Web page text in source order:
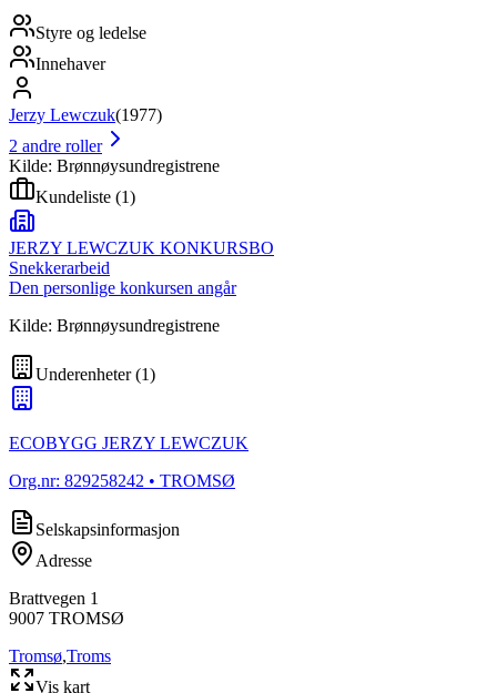
Styre og ledelse
Innehaver
Jerzy Lewczuk(1977)
2 andre roller
Kilde: Brønnøysundregistrene
Kundeliste (1)
JERZY LEWCZUK KONKURSBO
Snekkerarbeid
Den personlige konkursen angår
Kilde: Brønnøysundregistrene
Underenheter(1)
ECOBYGG JERZY LEWCZUK
Org.nr: 829258242 • TROMSØ
Selskapsinformasjon
Adresse
Brattvegen 1
9007 TROMSØ
Tromsø,Troms
Vis kart